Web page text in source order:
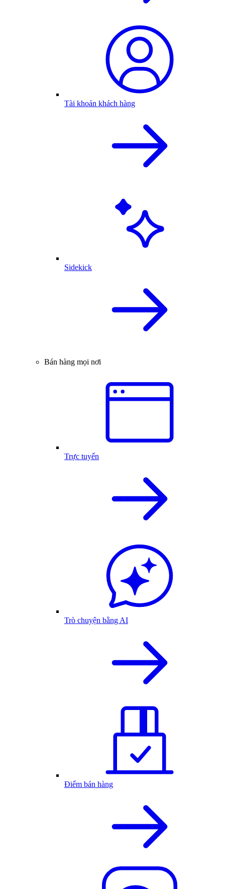
Tài khoản khách hàng
Sidekick
Bán hàng mọi nơi
Trực tuyến
Trò chuyện bằng AI
Điểm bán hàng